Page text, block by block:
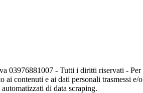
03976881007 - Tutti i diritti riservati -
ai contenuti e ai dati personali trasmessi
di data scraping.